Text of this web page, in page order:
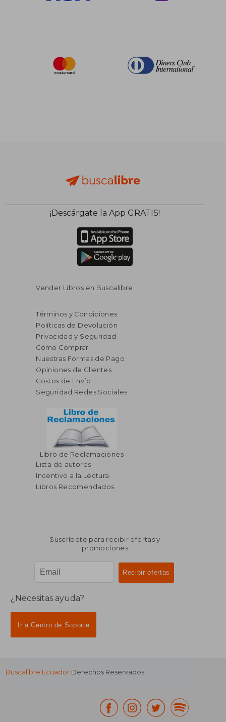
45%
$ 49.02
45%
dcto.
45%
dcto.
$ 37.76
¡Descárgate la App GRATIS!
Vender Libros en Buscalibre
Términos y Condiciones
Políticas de Devolución
Privacidad y Seguridad
Cómo Comprar
Nuestras Formas de Pago
Opiniones de Clientes
Costos de Envío
Seguridad Redes Sociales
Libro de Reclamaciones
Lista de autores
Incentivo a la Lectura
Libros Recomendados
Suscríbete para recibir ofertas y
promociones
¿Necesitas ayuda?
Ir a Centro de Soporte
Buscalibre Ecuador Derechos Reservados.